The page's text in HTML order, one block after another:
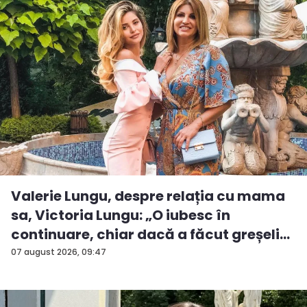
07 august 2026, 09:47
Valerie Lungu, despre relația cu mama
sa, Victoria Lungu: „O iubesc în
continuare, chiar dacă a făcut greșeli...